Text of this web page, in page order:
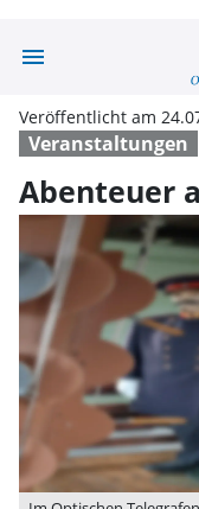
menu
Veranstaltungen
Veröffentlicht am
Abenteuer